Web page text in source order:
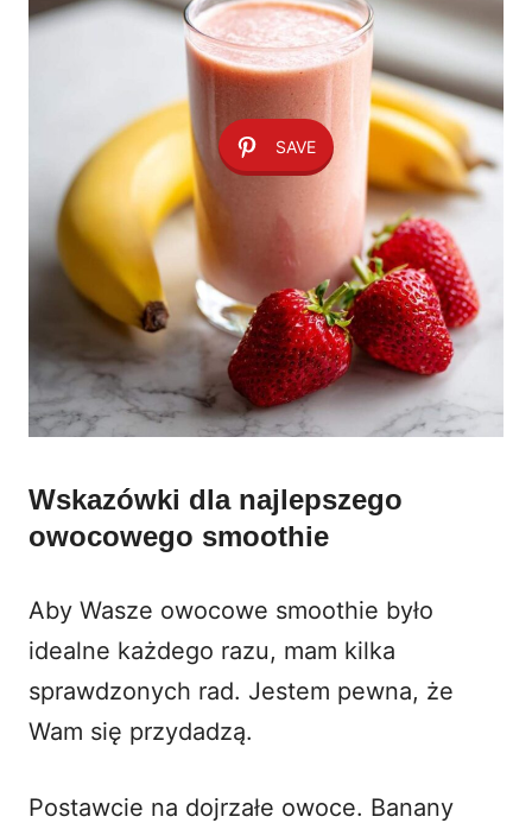
SAVE
Wskazówki dla najlepszego
owocowego smoothie
Aby Wasze owocowe smoothie było
idealne każdego razu, mam kilka
sprawdzonych rad. Jestem pewna, że
Wam się przydadzą.
Postawcie na dojrzałe owoce. Banany